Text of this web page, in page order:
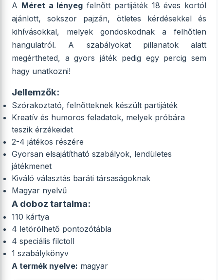
A Méret a lényeg felnőtt partijáték 18 éves kortól
ajánlott, sokszor pajzán, ötletes kérdésekkel és
kihívásokkal, melyek gondoskodnak a felhőtlen
hangulatról. A szabályokat pillanatok alatt
megértheted, a gyors játék pedig egy percig sem
hagy unatkozni!
Jellemzők:
Szórakoztató, felnőtteknek készült partijáték
Kreatív és humoros feladatok, melyek próbára
teszik érzékeidet
2-4 játékos részére
Gyorsan elsajátítható szabályok, lendületes
játékmenet
Kiváló választás baráti társaságoknak
Magyar nyelvű
A doboz tartalma:
110 kártya
4 letörölhető pontozótábla
4 speciális filctoll
1 szabálykönyv
A termék nyelve: magyar